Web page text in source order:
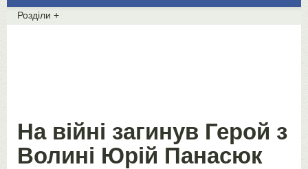
Розділи +
На війні загинув Герой з
Волині Юрій Панасюк